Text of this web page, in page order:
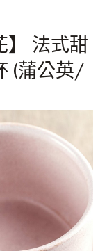
】 法式甜
(蒲公英/